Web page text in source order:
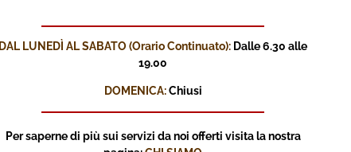
DAL LUNEDÌ AL SABATO (Orario Continuato): Dalle 6.30 alle
19.00
DOMENICA:Chiusi
Per saperne di più sui servizi da noi offerti visita la nostra